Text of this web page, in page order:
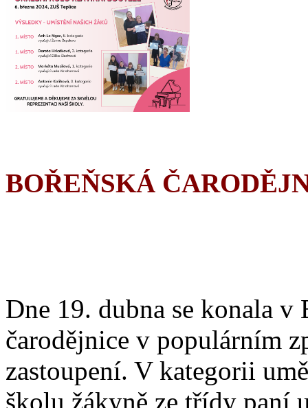
BOŘEŇSKÁ
Dne 19. dubna se konala v
čarodějnice v populárním
zastoupení. V kategorii
školu žákyně ze třídy paní